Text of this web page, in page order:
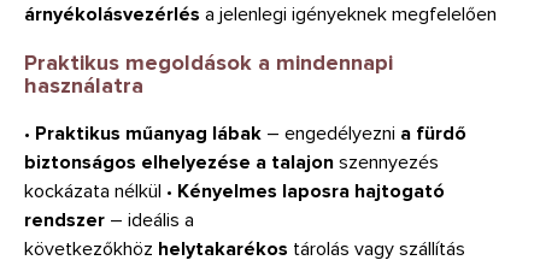
árnyékolásvezérlés a jelenlegi igényeknek megfelelően
Praktikus megoldások a mindennapi
használatra
• Praktikus műanyag lábak – engedélyezni a fürdő
biztonságos elhelyezése a talajon szennyezés
kockázata nélkül • Kényelmes laposra hajtogató
rendszer – ideális a
következőkhöz helytakarékos tárolás vagy szállítás